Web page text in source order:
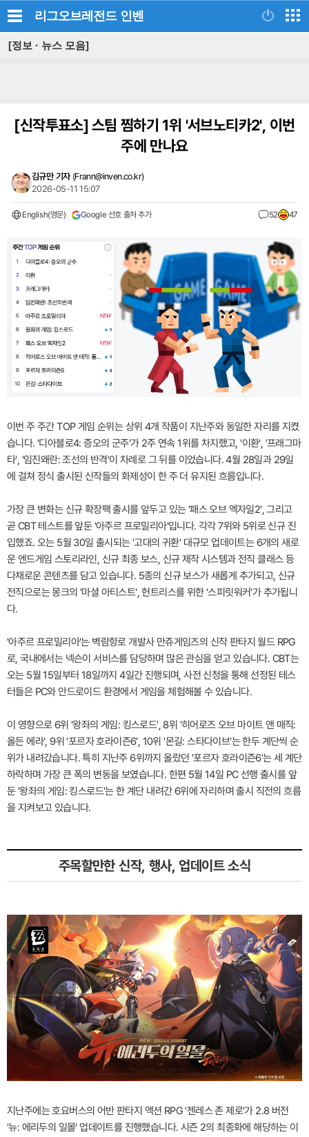
리그오브레전드 인벤
[정보 · 뉴스 모음]
[신작투표소]스팀 찜하기 1위 '서브노티카2', 이번
주에 만나요
김규만 기자 (Frann@inven.co.kr)
2026-05-11 15:07
English(영문) Google 선호 출처 추가 52 47
이번 주 주간 TOP 게임 순위는 상위 4개 작품이 지난주와 동일한 자리를 지켰
습니다. '디아블로4: 증오의 군주'가 2주 연속 1위를 차지했고, '이환', '프래그마
타', '임진왜란: 조선의 반격'이 차례로 그 뒤를 이었습니다. 4월 28일과 29일
에 걸쳐 정식 출시된 신작들의 화제성이 한 주 더 유지된 흐름입니다.
가장 큰 변화는 신규 확장팩 출시를 앞두고 있는 '패스 오브 엑자일2', 그리고
곧 CBT 테스트를 앞둔 '아주르 프로밀리아'입니다. 각각 7위와 5위로 신규 진
입했죠. 오는 5월 30일 출시되는 '고대의 귀환' 대규모 업데이트는 6개의 새로
운 엔드게임 스토리라인, 신규 최종 보스, 신규 제작 시스템과 전직 클래스 등
다채로운 콘텐츠를 담고 있습니다. 5종의 신규 보스가 새롭게 추가되고, 신규
전직으로는 몽크의 '마셜 아티스트', 헌트리스를 위한 '스피릿워커'가 추가됩니
다.
'아주르 프로밀리아'는 벽람항로 개발사 만쥬게임즈의 신작 판타지 월드 RPG
로, 국내에서는 넥슨이 서비스를 담당하며 많은 관심을 얻고 있습니다. CBT는
오는 5월 15일부터 18일까지 4일간 진행되며, 사전 신청을 통해 선정된 테스
터들은 PC와 안드로이드 환경에서 게임을 체험해볼 수 있습니다.
이 영향으로 6위 '왕좌의 게임: 킹스로드', 8위 '히어로즈 오브 마이트 앤 매직:
올든 에라', 9위 '포르자 호라이즌6', 10위 '몬길: 스타다이브'는 한두 계단씩 순
위가 내려갔습니다. 특히 지난주 6위까지 올랐던 '포르자 호라이즌6'는 세 계단
하락하며 가장 큰 폭의 변동을 보였습니다. 한편 5월 14일 PC 선행 출시를 앞
둔 '왕좌의 게임: 킹스로드'는 한 계단 내려간 6위에 자리하며 출시 직전의 흐름
을 지켜보고 있습니다.
주목할만한 신작, 행사, 업데이트 소식
지난주에는 호요버스의 어반 판타지 액션 RPG '젠레스 존 제로'가 2.8 버전
'뉴: 에리두의 일몰' 업데이트를 진행했습니다. 시즌 2의 최종화에 해당하는 이